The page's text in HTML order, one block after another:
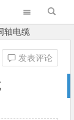
轴电缆
发表评论